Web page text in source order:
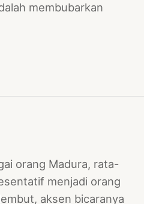
membubarkan
orang Madura, rata-
menjadi orang
aksen bicaranya